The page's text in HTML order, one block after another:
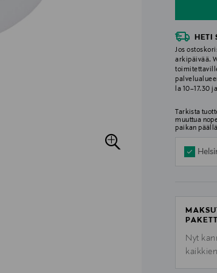
HETI
Jos
arkipäivää.
la 10–17.30
Tarkista
muuttua
paikan
Nyt